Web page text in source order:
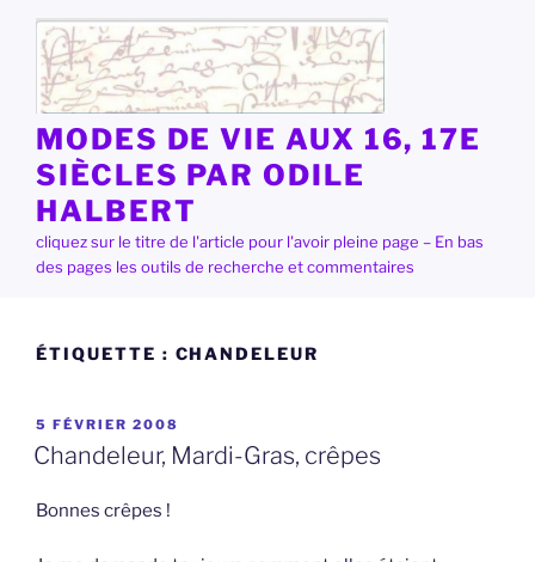
contenu
principal
MODES DE VIE AUX 16, 17E
SIÈCLES PAR ODILE
HALBERT
cliquez sur le titre de l'article pour l'avoir pleine page – En bas
des pages les outils de recherche et commentaires
ÉTIQUETTE : CHANDELEUR
PUBLIÉ
LE
5 FÉVRIER 2008
Chandeleur, Mardi-Gras, crêpes
Bonnes crêpes !